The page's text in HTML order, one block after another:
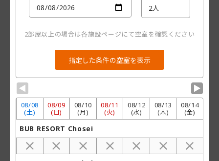
2部屋以上の場合は各施設ページにて空室を確認ください
▼ ▼
08/08
(土)
08/09
(日)
08/10
(月)
08/11
(火)
08/12
(水)
08/13
(木)
08/14
(金)
BUB RESORT Chosei